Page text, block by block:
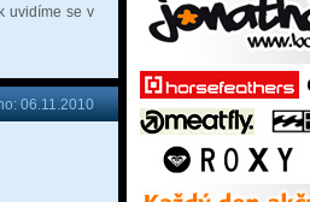
uvidíme se v
06.11.2010